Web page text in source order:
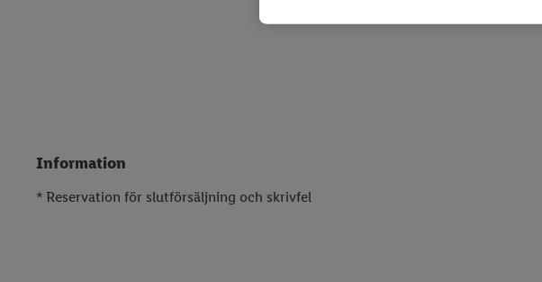
Östgötasvamp
Information
* Reservation för slutförsäljning och skrivfel